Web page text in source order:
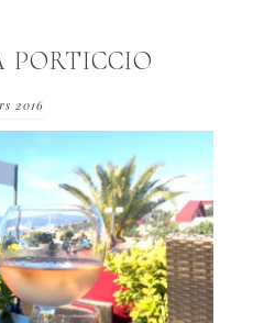
PORTICCIO
2016